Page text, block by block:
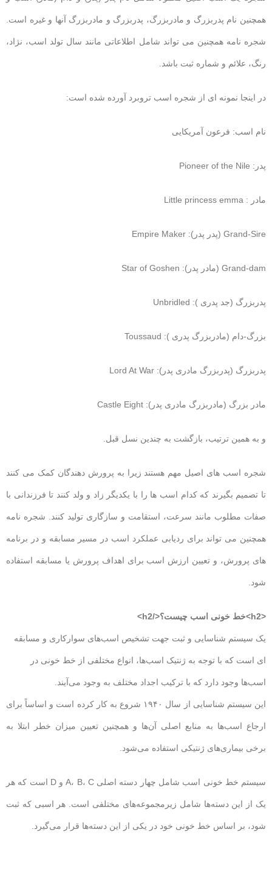
همچنین نام پدربزرگ و مادربزرگ، پدربزرگ و مادربزرگ آنها و غیره است.
شجره نامه همچنین می تواند شامل اطلاعاتی مانند سال تولد اسب، نژاد،
رنگ، علائم و شماره ثبت باشد.
در اینجا نمونه ای از شجره اسب تروبرد آورده شده است:
نام اسب: فرعون آمریکایی
پدر: Pioneer of the Nile
مادر : Little princess emma
Grand-Sire (پدر پدر): Empire Maker
Grand-dam (مادر پدر): Star of Goshen
پدربزرگ (جد پدری ): Unbridled
بزرگ-دام (مادربزرگ پدری ): Toussaud
پدربزرگ (پدربزرگ مادری پدر): Lord At War
مادر بزرگ (مادربزرگ مادری پدر): Castle Eight
و به همین ترتیب، بازگشت به چندین نسل قبل.
شجره اسب های اصیل مهم هستند زیرا به پرورش دهندگان کمک می کنند
تا تصمیم بگیرند که کدام اسب ها را با یکدیگر زاد و ولد کنند تا فرزندانی با
صفات مطلوب مانند سرعت، استقامت و سازگاری تولید کنند. شجره نامه
همچنین می تواند برای ردیابی عملکرد اسب در مسیر مسابقه و در برنامه
های پرورش، و تعیین ارزش اسب برای اهداف پرورش یا مسابقه استفاده
شود.
<h2>خط خونی اسب چیست؟</h2>
یک سیستم شناسایی و ثبت جهت تشخیص اسب‌های سوارکاری و مسابقه
ای است که با توجه به ژنتیک اسب‌ها، انواع مختلفی از خط خونی در
اسب‌ها وجود دارد که با ترکیب اجداد مختلف به وجود می‌آیند.
این سیستم شناسایی از سال ۱۹۴۰ شروع به کار کرده است و اساساً برای
ارجاع اسب‌ها به منابع اصلی آن‌ها و همچنین تعیین میزان خطر ابتلا به
برخی بیماری‌های ژنتیکی استفاده می‌شود.
سیستم خط خونی اسب شامل چهار دسته اصلی A، B، C و D است که هر
یک از این دسته‌ها شامل زیرمجموعه‌های مختلفی است. هر اسبی که ثبت
شود، بر اساس خط خونی خود در یکی از این دسته‌ها قرار می‌گیرد.